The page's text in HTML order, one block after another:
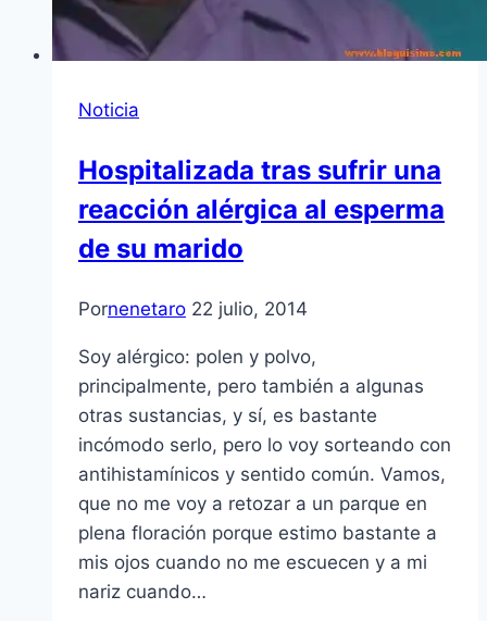
Noticia
Hospitalizada tras sufrir una
reacción alérgica al esperma
de su marido
Pornenetaro 22 julio, 2014
Soy alérgico: polen y polvo,
principalmente, pero también a algunas
otras sustancias, y sí, es bastante
incómodo serlo, pero lo voy sorteando con
antihistamínicos y sentido común. Vamos,
que no me voy a retozar a un parque en
plena floración porque estimo bastante a
mis ojos cuando no me escuecen y a mi
nariz cuando…